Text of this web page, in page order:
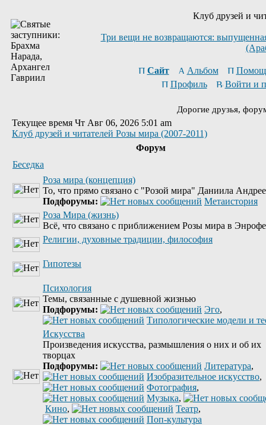
Клуб друзей и
Три вещи не возвращаются:
Сайт Альбом
Профиль
Войти и
Дорогие друзья,
Текущее время Чт Авг 06, 2026 5:01 am
Клуб друзей и читателей Розы мира (2007-2011)
Форум
Беседка
Роза мира (концепция)
То, что прямо связано с "Розой мира" Даниила
Подфорумы:
Метаистория
Роза Мира (жизнь)
Всё, что связано с приближением Розы мира в
Религии, духовные традиции, философия
Гипотезы
Психология
Темы, связанные с душевной жизнью
Подфорумы:
Эго,
Типологические модели и
Искусства
Произведения искусства, размышления о них и об их
творцах
Подфорумы:
Литература,
Изобразительное искусство,
Фотография,
Музыка,
Кино, Театр,
Поп-культура